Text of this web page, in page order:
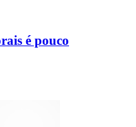
é pouco